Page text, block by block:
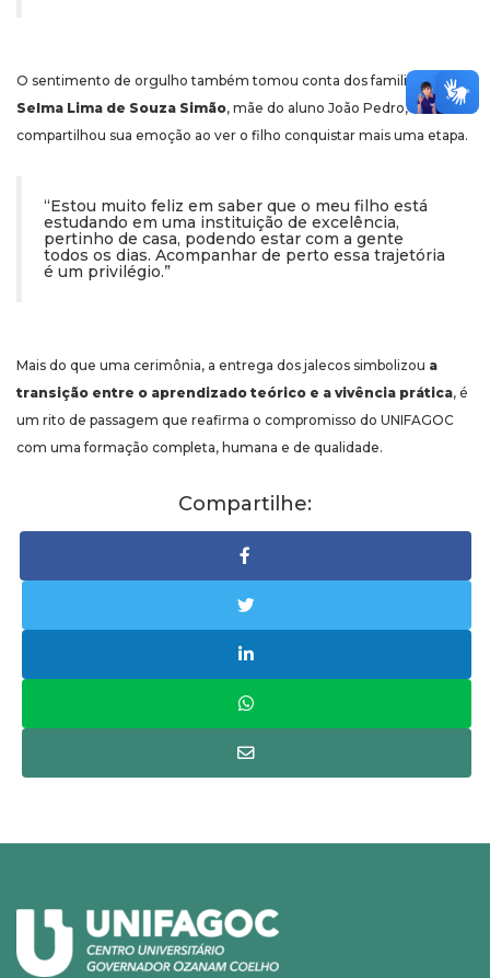
O sentimento de orgulho também tomou conta dos familiares.
Selma Lima de Souza Simão, mãe do aluno João Pedro,
compartilhou sua emoção ao ver o filho conquistar mais uma etapa.
“Estou muito feliz em saber que o meu filho está
estudando em uma instituição de excelência,
pertinho de casa, podendo estar com a gente
todos os dias. Acompanhar de perto essa trajetória
é um privilégio.”
Mais do que uma cerimônia, a entrega dos jalecos simbolizou a
transição entre o aprendizado teórico e a vivência prática, é
um rito de passagem que reafirma o compromisso do UNIFAGOC
com uma formação completa, humana e de qualidade.
Compartilhe: